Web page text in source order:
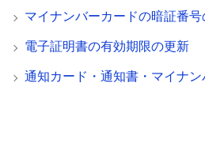
マイナンバーカードの暗証番号
電子証明書の有効期限の更新
通知カード・通知書・マイナ